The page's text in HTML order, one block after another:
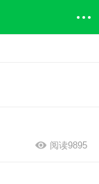
阅读9895